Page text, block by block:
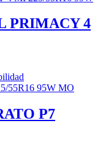
PRIMACY 4
P7